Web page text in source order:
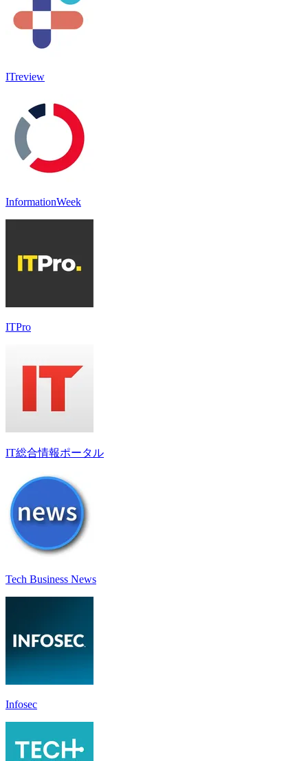
ITreview
InformationWeek
ITPro
IT総合情報ポータル
Tech Business News
Infosec